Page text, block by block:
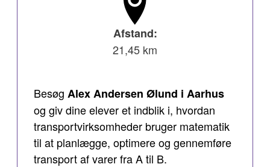
Afstand:
21,45 km
Besøg Alex Andersen Ølund i Aarhus
og giv dine elever et indblik i, hvordan
transportvirksomheder bruger matematik
til at planlægge, optimere og gennemføre
transport af varer fra A til B.